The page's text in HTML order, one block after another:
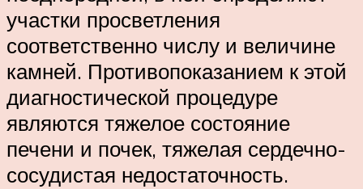
участки просветления
соответственно числу и величине
камней. Противопоказанием к этой
диагностической процедуре
являются тяжелое состояние
печени и почек, тяжелая сердечно-
сосудистая недостаточность.